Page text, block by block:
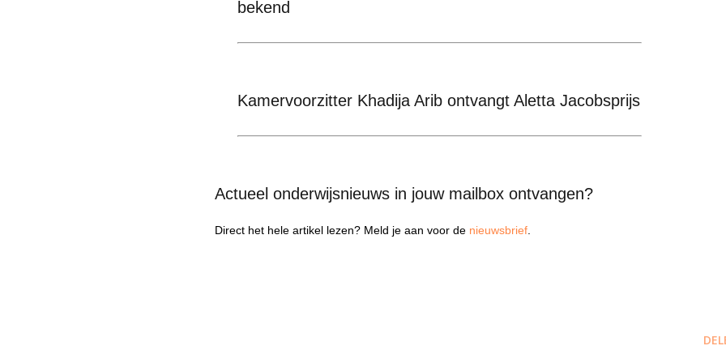
bekend
Kamervoorzitter Khadija Arib ontvangt Aletta Jacobsprijs
Actueel onderwijsnieuws in jouw mailbox ontvangen?
Direct het hele artikel lezen? Meld je aan voor de nieuwsbrief